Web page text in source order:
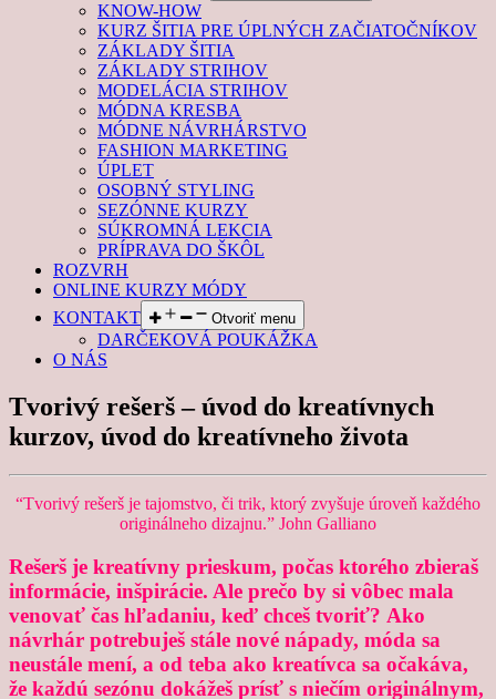
KNOW-HOW
KURZ ŠITIA PRE ÚPLNÝCH ZAČIATOČNÍKOV
ZÁKLADY ŠITIA
ZÁKLADY STRIHOV
MODELÁCIA STRIHOV
MÓDNA KRESBA
MÓDNE NÁVRHÁRSTVO
FASHION MARKETING
ÚPLET
OSOBNÝ STYLING
SEZÓNNE KURZY
SÚKROMNÁ LEKCIA
PRÍPRAVA DO ŠKÔL
ROZVRH
ONLINE KURZY MÓDY
KONTAKT
Otvoriť menu
DARČEKOVÁ POUKÁŽKA
O NÁS
Tvorivý rešerš – úvod do kreatívnych
kurzov, úvod do kreatívneho života
“Tvorivý rešerš je tajomstvo, či trik, ktorý zvyšuje úroveň každého
originálneho dizajnu.” John Galliano
Rešerš je kreatívny prieskum, počas ktorého zbieraš
informácie, inšpirácie. Ale prečo by si vôbec mala
venovať čas hľadaniu, keď chceš tvoriť? Ako
návrhár potrebuješ stále nové nápady, móda sa
neustále mení, a od teba ako kreatívca sa očakáva,
že každú sezónu dokážeš prísť s niečím originálnym,